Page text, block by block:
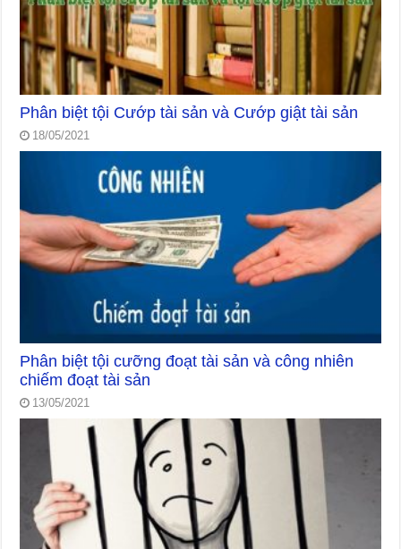
Phân biệt tội Cướp tài sản và Cướp giật tài sản
18/05/2021
Phân biệt tội cưỡng đoạt tài sản và công nhiên
chiếm đoạt tài sản
13/05/2021